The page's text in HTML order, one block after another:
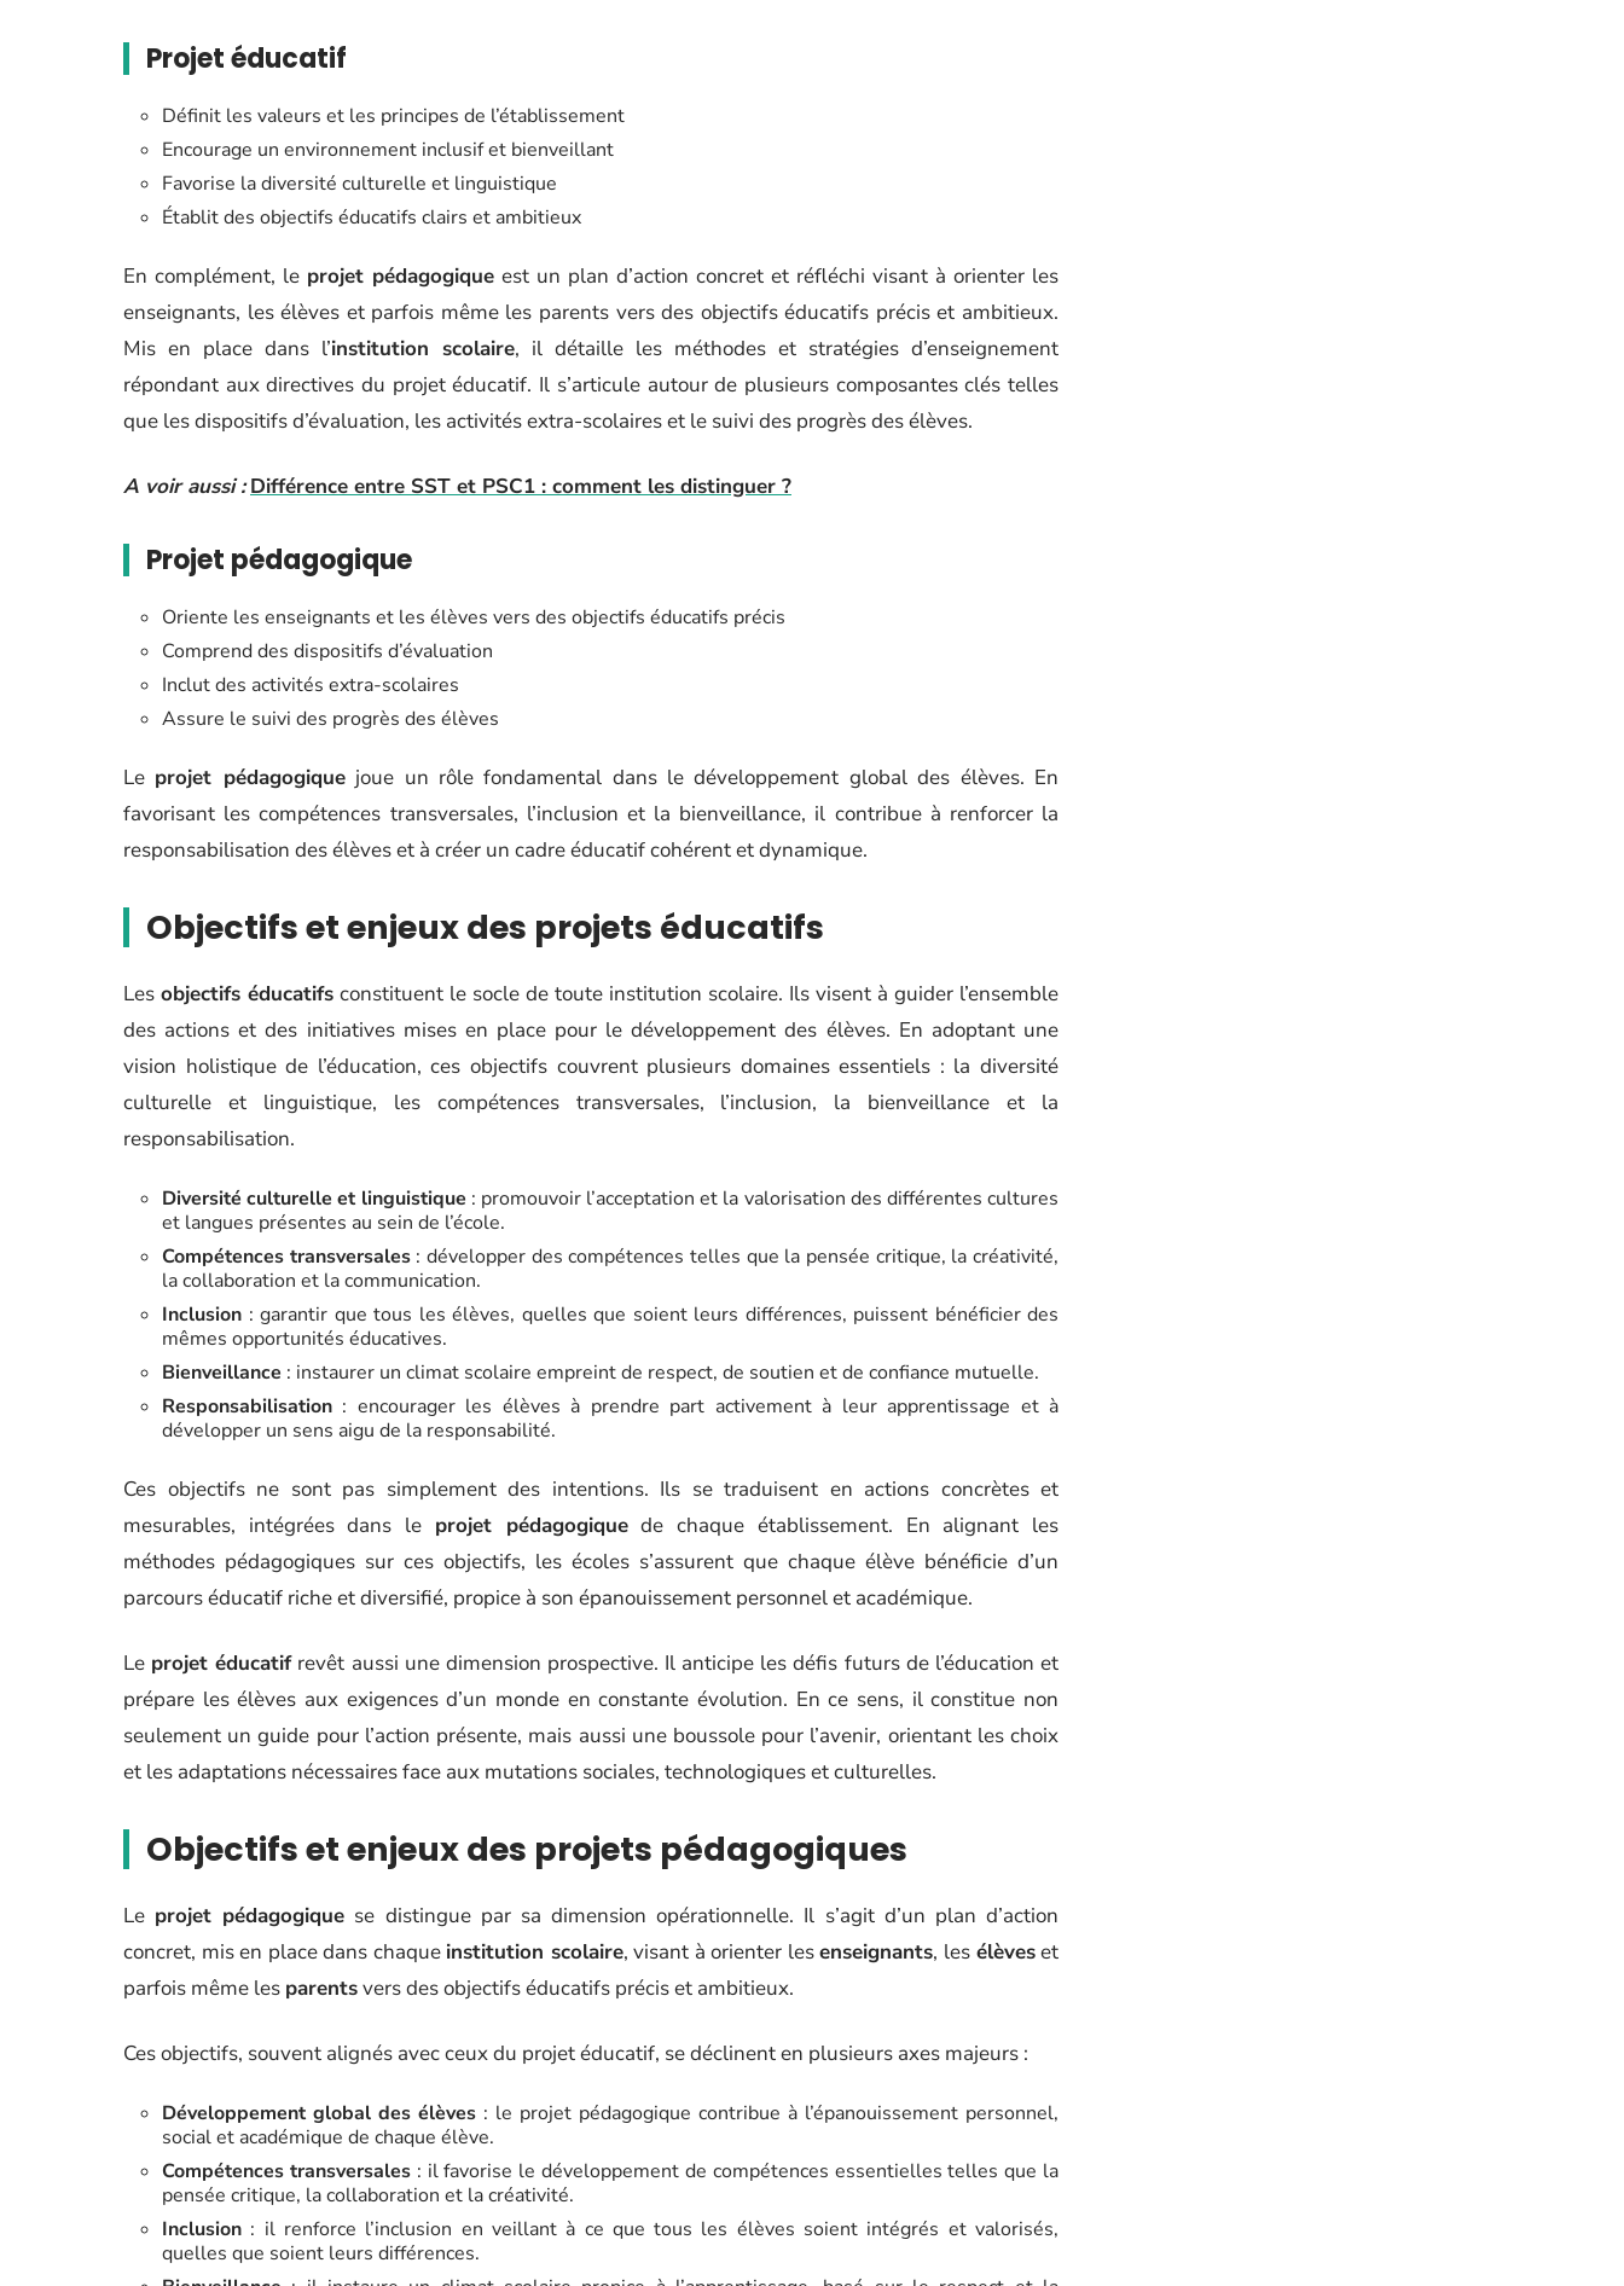
Projet éducatif
Définit les valeurs et les principes de l’établissement
Encourage un environnement inclusif et bienveillant
Favorise la diversité culturelle et linguistique
Établit des objectifs éducatifs clairs et ambitieux
En complément, le projet pédagogique est un plan d’action concret et réfléchi visant à orienter les
enseignants, les élèves et parfois même les parents vers des objectifs éducatifs précis et ambitieux.
Mis en place dans l’institution scolaire, il détaille les méthodes et stratégies d’enseignement
répondant aux directives du projet éducatif. Il s’articule autour de plusieurs composantes clés telles
que les dispositifs d’évaluation, les activités extra-scolaires et le suivi des progrès des élèves.
A voir aussi : Différence entre SST et PSC1 : comment les distinguer ?
Projet pédagogique
Oriente les enseignants et les élèves vers des objectifs éducatifs précis
Comprend des dispositifs d’évaluation
Inclut des activités extra-scolaires
Assure le suivi des progrès des élèves
Le projet pédagogiquejoue un rôle fondamental dans le développement global des élèves. En
favorisant les compétences transversales, l’inclusion et la bienveillance, il contribue à renforcer la
responsabilisation des élèves et à créer un cadre éducatif cohérent et dynamique.
Objectifs et enjeux des projets éducatifs
Les objectifs éducatifs constituent le socle de toute institution scolaire. Ils visent à guider l’ensemble
des actions et des initiatives mises en place pour le développement des élèves. En adoptant une
vision holistique de l’éducation, ces objectifs couvrent plusieurs domaines essentiels : la diversité
culturelle et linguistique, les compétences transversales, l’inclusion, la bienveillance et la
responsabilisation.
Diversité culturelle et linguistique : promouvoir l’acceptation et la valorisation des différentes cultures
et langues présentes au sein de l’école.
Compétences transversales: développer des compétences telles que la pensée critique, la créativité,
la collaboration et la communication.
Inclusion : garantir que tous les élèves, quelles que soient leurs différences, puissent bénéficier des
mêmes opportunités éducatives.
Bienveillance : instaurer un climat scolaire empreint de respect, de soutien et de confiance mutuelle.
Responsabilisation : encourager les élèves à prendre part activement à leur apprentissage et à
développer un sens aigu de la responsabilité.
Ces objectifs ne sont pas simplement des intentions. Ils se traduisent en actions concrètes et
mesurables, intégrées dans le projet pédagogiquede chaque établissement. En alignant les
méthodes pédagogiques sur ces objectifs, les écoles s’assurent que chaque élève bénéficie d’un
parcours éducatif riche et diversifié, propice à son épanouissement personnel et académique.
Le projet éducatifrevêt aussi une dimension prospective. Il anticipe les défis futurs de l’éducation et
prépare les élèves aux exigences d’un monde en constante évolution. En ce sens, il constitue non
seulement un guide pour l’action présente, mais aussi une boussole pour l’avenir, orientant les choix
et les adaptations nécessaires face aux mutations sociales, technologiques et culturelles.
Objectifs et enjeux des projets pédagogiques
Le projet pédagogique se distingue par sa dimension opérationnelle. Il s’agit d’un plan d’action
concret, mis en place dans chaque institution scolaire, visant à orienter lesenseignants, les élèveset
parfois même les parentsvers des objectifs éducatifs précis et ambitieux.
Ces objectifs, souvent alignés avec ceux du projet éducatif, se déclinent en plusieurs axes majeurs :
Développement global des élèves : le projet pédagogique contribue à l’épanouissement personnel,
social et académique de chaque élève.
Compétences transversales: il favorise le développement de compétences essentielles telles que la
pensée critique, la collaboration et la créativité.
Inclusion : il renforce l’inclusion en veillant à ce que tous les élèves soient intégrés et valorisés,
quelles que soient leurs différences.